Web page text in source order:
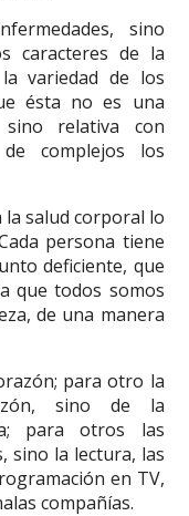
sino
caracteres de la
variedad de los
ésta no es una
relativa con
complejos los
la salud corporal lo
persona tiene
deficiente, que
que todos somos
de una manera
para otro la
sino de la
para otros las
sino la lectura, las
en TV,
compañías.